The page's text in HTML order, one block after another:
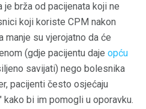
je brža od pacijenata koji ne
koji koriste CPM nakon
manje su vjerojatno da će
(gdje pacijentu daje opću
savijati) nego bolesnika
pacijenti često osjećaju
kako bi im pomogli u oporavku.